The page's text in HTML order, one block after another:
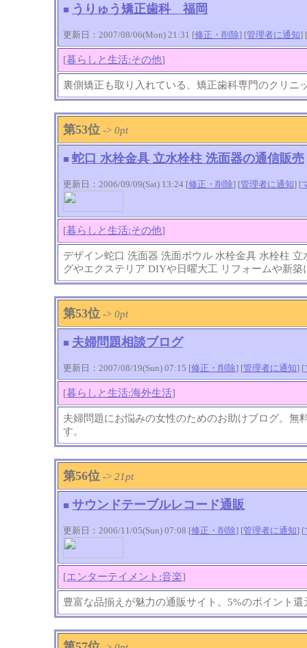
■ うりゅう矯正歯科 福岡
更新日：2007/08/06(Mon) 21:31 [修正・削除] [管理者に通知]
[暮らしと生活:その他]
裏側矯正も取り入れている、矯正歯科専門のクリニ
第53位 ->0pt
■ 蛇口 水栓金具 立水栓柱 洗面器の通信販売
更新日：2006/09/09(Sat) 13:24 [修正・削除] [管理者に通知] [
[暮らしと生活:その他]
デザイン蛇口 洗面器 洗面ボウル 水栓金具 水栓柱
グやエクステリア DIYや日曜大工 リフォームや新築
第53位 ->0pt
■ 夫婦問題相談ブログ
更新日：2007/08/19(Sun) 07:15 [修正・削除] [管理者に通知] [
[暮らしと生活:海外生活]
夫婦問題にお悩みの女性のためのお助けブログ。無
す。
第56位 ->21pt
■ サウンドテーブルレコード通販
更新日：2006/11/05(Sun) 07:08 [修正・削除] [管理者に通知] [
[エンターテイメント:音楽]
豊富な品揃えが魅力の通販サイト。5%のポイント還